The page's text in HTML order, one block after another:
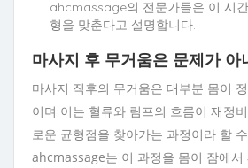
ahcmassage의 전문가들은 이 시
형을 맞춘다고 설명합니다.
마사지 후 무거움은 문제가 아
마사지 직후의 무거움은 대부분 몸이
이며 이는 혈류와 림프의 흐름이 재정
로운 균형점을 찾아가는 과정이라 할
ahcmassage는 이 과정을 몸이 잠에서